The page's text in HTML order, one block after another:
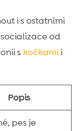
i s ostatními
od
s kočkamii
Popis
pes je